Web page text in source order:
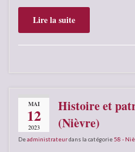
Lire la suite
MAI
12
2023
Histoire et
(Nièvre)
Deadministrateurdans la catégorie 58 -